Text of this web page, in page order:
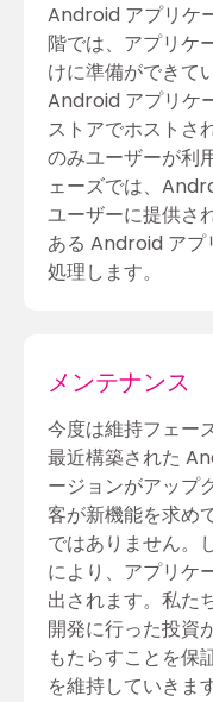
Android アプリケ
階では、アプリケ
けに準備ができて
Android アプリケ
ストアでホストさ
のみユーザーが利
ェーズでは、
ユーザーに提供さ
ある Android アプ
処理します。
メンテナンス
今度は維持フェー
最近構築された
ージョンがアップ
客が新機能を求め
ではありません。
により、アプリケ
出されます。私た
開発に行った投資
もたらすことを保
を維持していきます